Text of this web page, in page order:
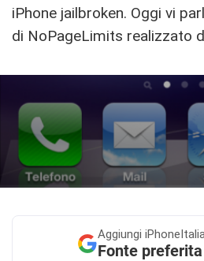
iPhone jailbroken. Oggi vi
di NoPageLimits realizzato
Aggiungi
Fonte